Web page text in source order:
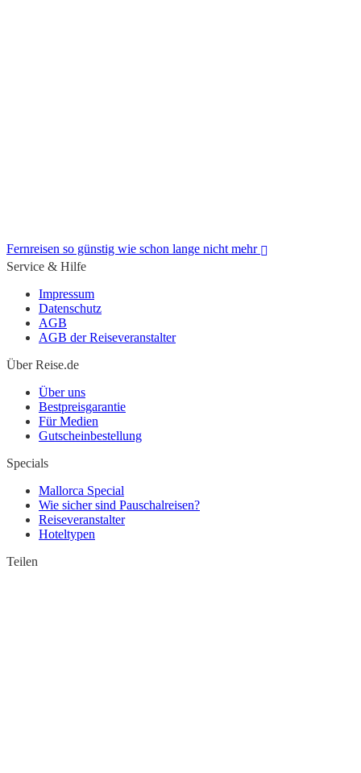
Fernreisen so günstig wie schon lange nicht mehr
Fernreisen so günstig wie schon lange nicht mehr
Service & Hilfe
Impressum
Datenschutz
AGB
AGB der Reiseveranstalter
Über Reise.de
Über uns
Bestpreisgarantie
Für Medien
Gutscheinbestellung
Specials
Mallorca Special
Wie sicher sind Pauschalreisen?
Reiseveranstalter
Hoteltypen
Teilen